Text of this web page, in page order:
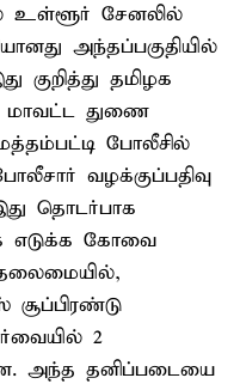
உள்ளூர் சேனலில்
அந்தப்பகுதியில்
குறித்து தமிழக
மாவட்ட துணை
போலீசில்
வழக்குப்பதிவு
தொடர்பாக
எடுக்க கோவை
2
அந்த தனிப்படையை